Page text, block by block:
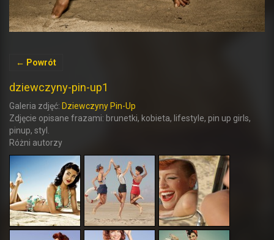
← Powrót
dziewczyny-pin-up1
Galeria zdjęć: Dziewczyny Pin-Up
Zdjęcie opisane frazami: brunetki, kobieta, lifestyle, pin up girls,
pinup, styl.
Różni autorzy